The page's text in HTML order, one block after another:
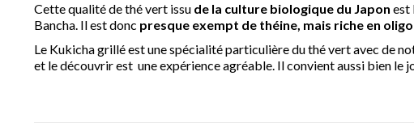
Cette qualité de thé vert issu de la culture biologique du Japon est
Bancha. Il est donc presque exempt de théine, mais riche en
Le Kukicha grillé est une spécialité particulière du thé vert avec de
et le découvrir est une expérience agréable. Il convient aussi bien le